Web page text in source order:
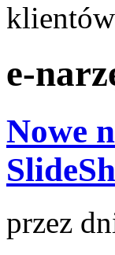
e-
Nowe
przez